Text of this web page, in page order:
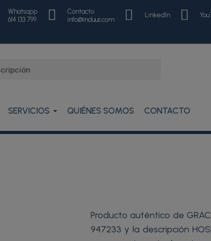
Whatsapp
614 133 799
Contacto
info@induus.com
LinkedIn
SERVICIOS QUIÉNES SOMOS CONTACTO
Producto auténtico de
947233 y la descripción